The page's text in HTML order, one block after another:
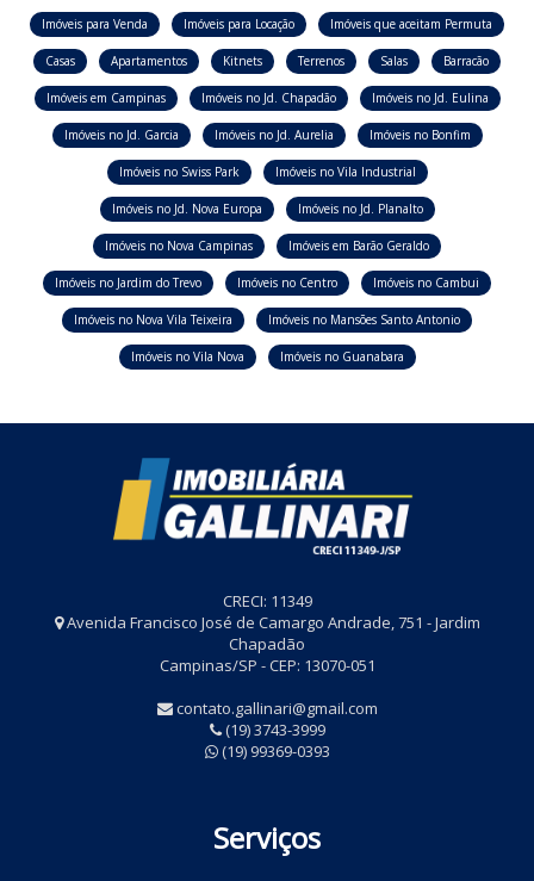
Imóveis para Venda Imóveis para Locação Imóveis que aceitam Permuta
Casas Apartamentos Kitnets Terrenos Salas Barracão
Imóveis em Campinas Imóveis no Jd. Chapadão Imóveis no Jd. Eulina
Imóveis no Jd. Garcia Imóveis no Jd. Aurelia Imóveis no Bonfim
Imóveis no Swiss Park Imóveis no Vila Industrial
Imóveis no Jd. Nova Europa Imóveis no Jd. Planalto
Imóveis no Nova Campinas Imóveis em Barão Geraldo
Imóveis no Jardim do Trevo Imóveis no Centro Imóveis no Cambui
Imóveis no Nova Vila Teixeira Imóveis no Mansões Santo Antonio
Imóveis no Vila Nova Imóveis no Guanabara
CRECI: 11349
Avenida Francisco José de Camargo Andrade, 751 - Jardim
Chapadão
Campinas/SP - CEP: 13070-051
contato.gallinari@gmail.com
(19) 3743-3999
(19) 99369-0393
Serviços